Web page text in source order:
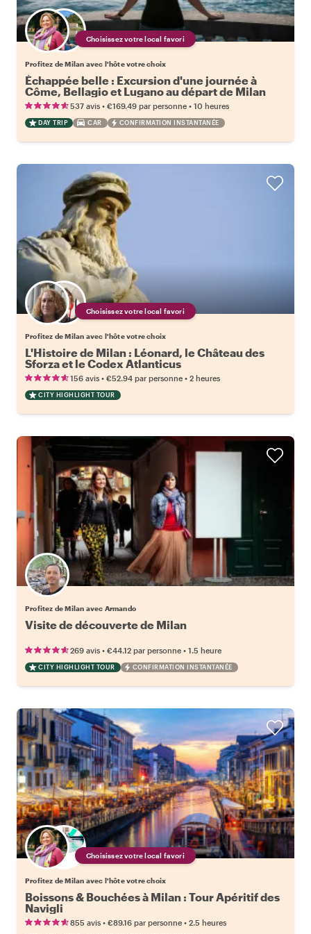
Choisissez votre local favori
Profitez de Milan avec l'hôte votre choix
Échappée belle : Excursion d'une journée à
Côme, Bellagio et Lugano au départ de Milan
537 avis • €169.49 par personne • 10 heures
DAY TRIP CAR CONFIRMATION INSTANTANÉE
Choisissez votre local favori
Profitez de Milan avec l'hôte votre choix
L'Histoire de Milan : Léonard, le Château des
Sforza et le Codex Atlanticus
156 avis • €52.94 par personne • 2 heures
CITY HIGHLIGHT TOUR
Profitez de Milan avec Armando
Visite de découverte de Milan
269 avis • €44.12 par personne • 1.5 heure
CITY HIGHLIGHT TOUR CONFIRMATION INSTANTANÉE
Choisissez votre local favori
Profitez de Milan avec l'hôte votre choix
Boissons & Bouchées à Milan : Tour Apéritif des
Navigli
855 avis • €89.16 par personne • 2.5 heures